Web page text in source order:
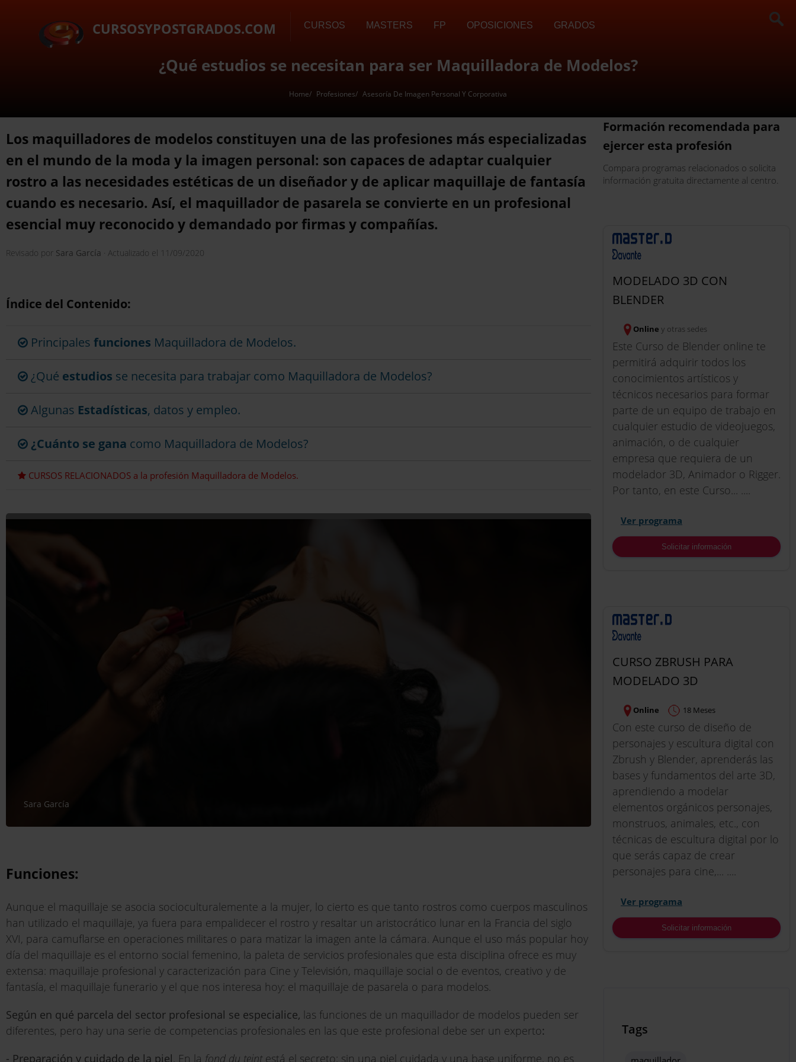
CURSOSYPOSTGRADOS.COM CURSOS MASTERS FP OPOSICIONES GRADOS
¿Qué estudios se necesitan para ser Maquilladora de Modelos?
Home Profesiones Asesoría De Imagen Personal Y Corporativa
Los maquilladores de modelos constituyen una de las profesiones más especializadas
en el mundo de la moda y la imagen personal: son capaces de adaptar cualquier
rostro a las necesidades estéticas de un diseñador y de aplicar maquillaje de fantasía
cuando es necesario. Así, el maquillador de pasarela se convierte en un profesional
esencial muy reconocido y demandado por firmas y compañías.
Revisado por Sara García · Actualizado el 11/09/2020
Índice del Contenido:
Principales funciones Maquilladora de Modelos.
¿Qué estudios se necesita para trabajar como Maquilladora de Modelos?
Algunas Estadísticas, datos y empleo.
¿Cuánto se gana como Maquilladora de Modelos?
CURSOS RELACIONADOS a la profesión Maquilladora de Modelos.
Sara García
Funciones:
Aunque el maquillaje se asocia socioculturalemente a la mujer, lo cierto es que tanto rostros como cuerpos masculinos
han utilizado el maquillaje, ya fuera para empalidecer el rostro y resaltar un aristocrático lunar en la Francia del siglo
XVI, para camuflarse en operaciones militares o para matizar la imagen ante la cámara. Aunque el uso más popular hoy
día del maquillaje es el entorno social femenino, la paleta de servicios profesionales que esta disciplina ofrece es muy
extensa: maquillaje profesional y caracterización para Cine y Televisión, maquillaje social o de eventos, creativo y de
fantasía, el maquillaje funerario y el que nos interesa hoy: el maquillaje de pasarela o para modelos.
Según en qué parcela del sector profesional se especialice, las funciones de un maquillador de modelos pueden ser
diferentes, pero hay una serie de competencias profesionales en las que este profesional debe ser un experto:
- Preparación y cuidado de la piel. En la fond du teintestá el secreto: sin una piel cuidada y una base uniforme, no es
Formación recomendada para
ejercer esta profesión
Compara programas relacionados o solicita
información gratuita directamente al centro.
MODELADO 3D CON
BLENDER
Online y otras sedes
Este Curso de Blender online te
permitirá adquirir todos los
conocimientos artísticos y
técnicos necesarios para formar
parte de un equipo de trabajo en
cualquier estudio de videojuegos,
animación, o de cualquier
empresa que requiera de un
modelador 3D, Animador o Rigger.
Por tanto, en este Curso... ....
Ver programa
Solicitar información
CURSO ZBRUSH PARA
MODELADO 3D
Online 18 Meses
Con este curso de diseño de
personajes y escultura digital con
Zbrush y Blender, aprenderás las
bases y fundamentos del arte 3D,
aprendiendo a modelar
elementos orgánicos personajes,
monstruos, animales, etc., con
técnicas de escultura digital por lo
que serás capaz de crear
personajes para cine,... ....
Ver programa
Solicitar información
Tags